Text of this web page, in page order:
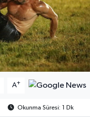
A+
Okunma Süresi: 1 Dk